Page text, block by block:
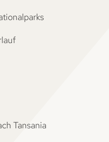
Tansania